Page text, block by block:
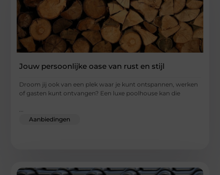
Jouw persoonlijke oase van rust en stijl
Droom jij ook van een plek waar je kunt ontspannen, werken
of gasten kunt ontvangen? Een luxe poolhouse kan die
Aanbiedingen